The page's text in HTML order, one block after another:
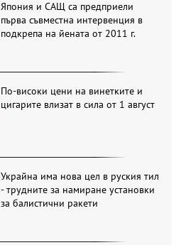
Япония и САЩ са предприели
първа съвместна интервенция в
подкрепа на йената от 2011 г.
По-високи цени на винетките и
цигарите влизат в сила от 1 август
Украйна има нова цел в руския тил
- трудните за намиране установки
за балистични ракети